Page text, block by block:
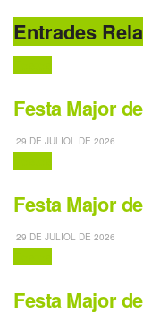
Entrades
Festa Major
29 DE JULIOL DE 2026
Festa Major
29 DE JULIOL DE 2026
Festa Major